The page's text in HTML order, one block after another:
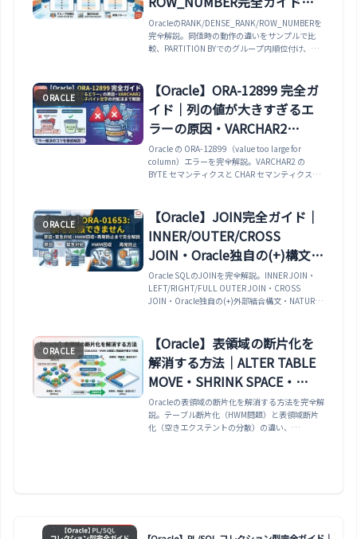
ファイルレベル暗号化の限界とTDE比較まで網
羅。
違い・グループ内順位・集計
RANK・実践パターンまで解説
OracleのRANK/DENSE_RANK/ROW_NUMBERを
完全解説。同値時の動作の違いをサンプルで比
較、PARTITION BYでのグループ内順位付け、複
CUME_DIST/PERCENT_RANK、NULLSオプショ
ン、グループ内Top N取得・重複排除・ページネ
ーション・ランク帯ラベルの実践パターンまで網
羅。
ORACLE
【Oracle】ORA-12899 完全ガ
イド｜列の値が大きすぎるエ
ラーの原因・VARCHAR2
BYTE/CHAR・マルチバイト文
字の対処法まで解説
Oracle の ORA-12899（value too large for
column）エラーを完全解説。VARCHAR2 の
BYTE セマンティクスと CHAR セマンティクスの
と NLS_LENGTH_SEMANTICS の確認方法・
ALTER TABLE MODIFY で列サイズを拡大する方
法・SUBSTRB / LENGTHB でバイト単位のトリミ
ングを行う方法・JDBC / ODP.NET から INSERT
時に ORA-12899 が発生する典型パターンと対処
法まで実例で解説します。
ORACLE
【Oracle】JOIN完全ガイド｜
INNER/OUTER/CROSS
JOIN・Oracle独自の(+)構文・
自己結合・3テーブル結合・パ
フォーマンス最適化まで実例
Oracle SQLのJOINを完全解説。INNER JOIN・
LEFT/RIGHT/FULL OUTER JOIN・CROSS
JOIN・Oracle独自の(+)外部結合構文・NATURAL
Nested Loop/Hash Join/Sort Mergeの実行計画
との関係まで豊富なSQL例で詳しく説明します。
ORACLE
【Oracle】表領域の断片化を
解消する方法｜ALTER TABLE
MOVE・SHRINK SPACE・
COALESCE・HWM の確認と再
編成手順まで解説
Oracleの表領域の断片化を解消する方法を完全解
説。テーブル断片化（HWM問題）と表領域断片
化（空きエクステントの分散）の違い、